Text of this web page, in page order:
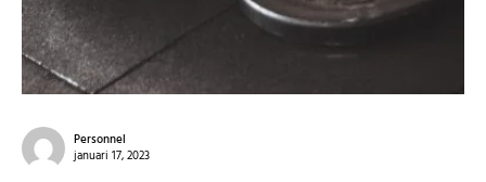
Personnel
januari 17, 2023